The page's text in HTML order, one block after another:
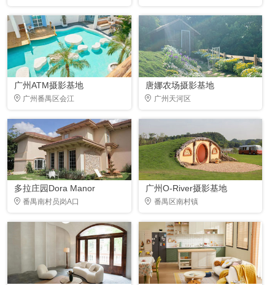
广州ATM摄影基地
广州番禺区会江
唐娜农场摄影基地
广州天河区
多拉庄园Dora Manor
番禺南村员岗A口
广州O-River摄影基地
番禺区南村镇